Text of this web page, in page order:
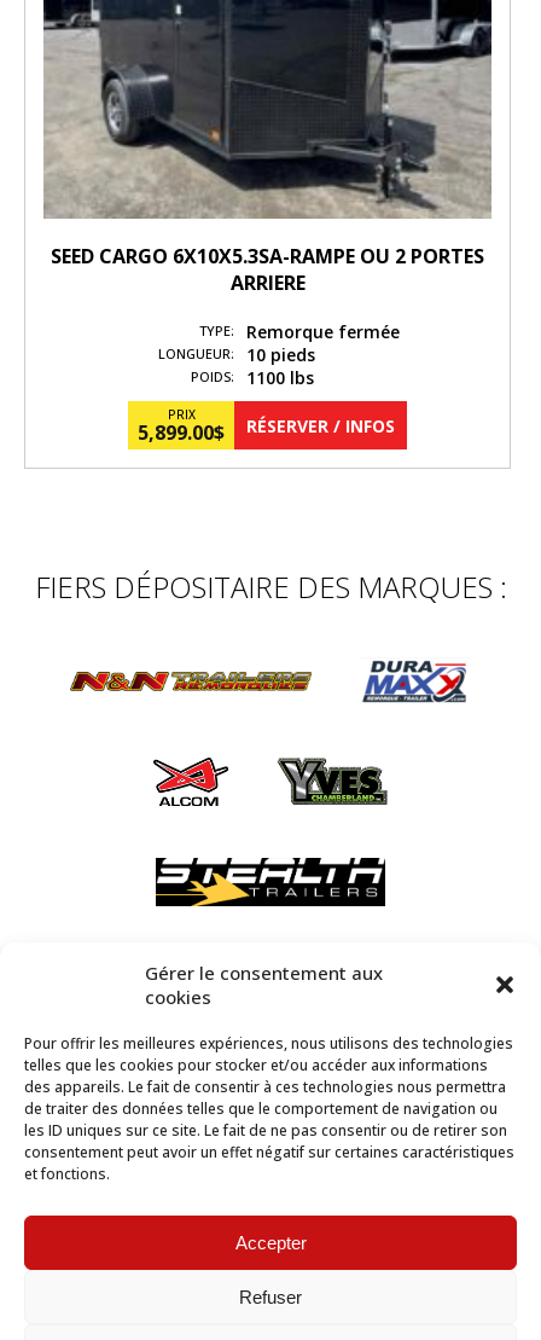
Gérer le consentement aux
cookies
Pour offrir les meilleures expériences, nous utilisons des technologies
telles que les cookies pour stocker et/ou accéder aux informations
des appareils. Le fait de consentir à ces technologies nous permettra
de traiter des données telles que le comportement de navigation ou
les ID uniques sur ce site. Le fait de ne pas consentir ou de retirer son
consentement peut avoir un effet négatif sur certaines caractéristiques
et fonctions.
Accepter
Refuser
SEED CARGO 6X10X5.3SA-RAMPE OU 2 PORTES
ARRIERE
TYPE: Remorque fermée
LONGUEUR: 10 pieds
POIDS: 1100 lbs
PRIX
5,899.00$ RÉSERVER / INFOS
FIERS DÉPOSITAIRE DES MARQUES :